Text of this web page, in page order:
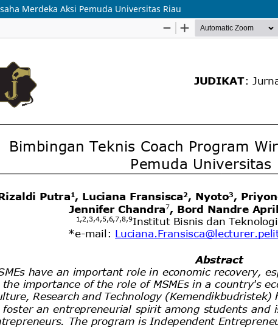
Merdeka Aksi Pemuda Universitas Riau